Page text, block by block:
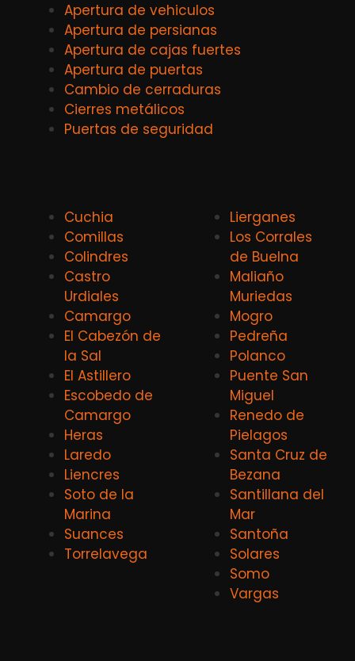
Apertura de vehiculos
Apertura de persianas
Apertura de cajas fuertes
Apertura de puertas
Cambio de cerraduras
Cierres metálicos
Puertas de seguridad
Cuchia
Comillas
Colindres
Castro
Urdiales
Camargo
El Cabezón de
la Sal
El Astillero
Escobedo de
Camargo
Heras
Laredo
Liencres
Soto de la
Marina
Suances
Torrelavega
Lierganes
Los Corrales
de Buelna
Maliaño
Muriedas
Mogro
Pedreña
Polanco
Puente San
Miguel
Renedo de
Pielagos
Santa Cruz de
Bezana
Santillana del
Mar
Santoña
Solares
Somo
Vargas